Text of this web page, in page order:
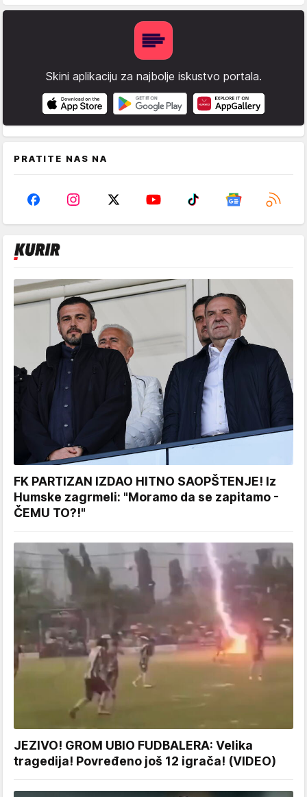
Skini aplikaciju za najbolje iskustvo portala.
PRATITE NAS NA
FK PARTIZAN IZDAO HITNO SAOPŠTENJE! Iz
Humske zagrmeli: "Moramo da se zapitamo -
ČEMU TO?!"
JEZIVO! GROM UBIO FUDBALERA: Velika
tragedija! Povređeno još 12 igrača! (VIDEO)